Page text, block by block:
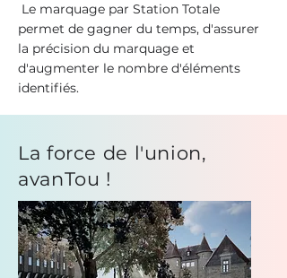
Le marquage par Station Totale
permet de gagner du temps, d'assurer
la précision du marquage et
d'augmenter le nombre d'éléments
identifiés.
La force de l'union,
avanTou !